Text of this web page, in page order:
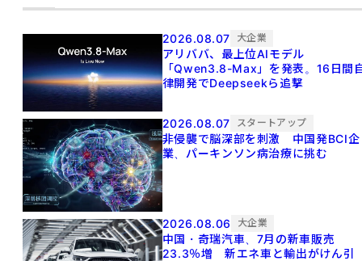
2026.08.07 大企業
アリババ、最上位AIモデル
「Qwen3.8-Max」を発表。16日間
律開発でDeepseekら追撃
2026.08.07 スタートアップ
非侵襲で脳深部を刺激 中国発BCI企
業、パーキンソン病治療に挑む
2026.08.06 大企業
中国・奇瑞汽車、7月の新車販売
23.3％増 新エネ車と輸出がけん引